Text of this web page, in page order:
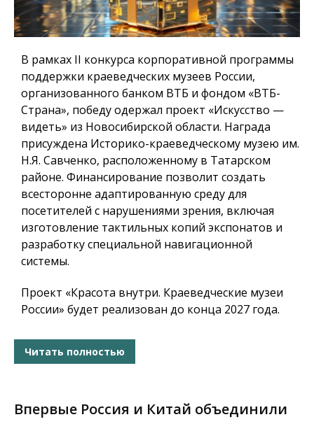
В рамках II конкурса корпоративной программы
поддержки краеведческих музеев России,
организованного банком ВТБ и фондом «ВТБ-
Страна», победу одержал проект «Искусство —
видеть» из Новосибирской области. Награда
присуждена Историко-краеведческому музею им.
Н.Я. Савченко, расположенному в Татарском
районе. Финансирование позволит создать
всесторонне адаптированную среду для
посетителей с нарушениями зрения, включая
изготовление тактильных копий экспонатов и
разработку специальной навигационной
системы.
Проект «Красота внутри. Краеведческие музеи
России» будет реализован до конца 2027 года.
Читать полностью
Впервые Россия и Китай объединили